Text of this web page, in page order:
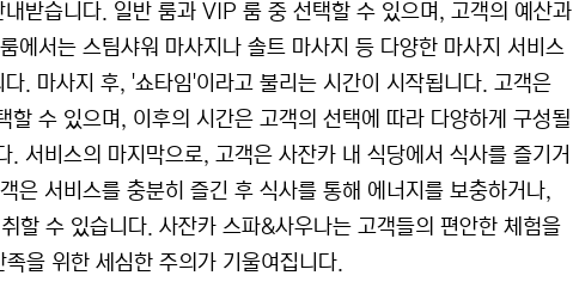
받습니다. 일반 룸과 VIP 룸 중 선택할 수 있으며, 고객의 예산과
에서는 스팀샤워 마사지나 솔트 마사지 등 다양한 마사지 서비스
. 마사지 후, '쇼타임'이라고 불리는 시간이 시작됩니다. 고객은
수 있으며, 이후의 시간은 고객의 선택에 따라 다양하게 구성될
서비스의 마지막으로, 고객은 사잔카 내 식당에서 식사를 즐기거
은 서비스를 충분히 즐긴 후 식사를 통해 에너지를 보충하거나,
할 수 있습니다. 사잔카 스파&사우나는 고객들의 편안한 체험을
을 위한 세심한 주의가 기울여집니다.